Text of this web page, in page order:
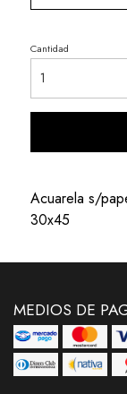
Cantidad
Acuarela s/
30x45
MEDIOS DE